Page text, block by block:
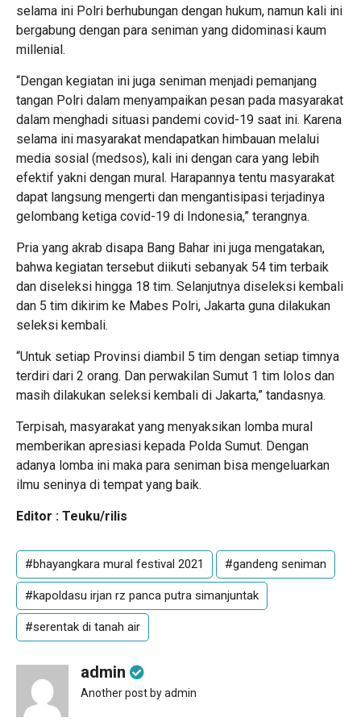
selama ini Polri berhubungan dengan hukum, namun kali ini
bergabung dengan para seniman yang didominasi kaum
millenial.
“Dengan kegiatan ini juga seniman menjadi pemanjang
tangan Polri dalam menyampaikan pesan pada masyarakat
dalam menghadi situasi pandemi covid-19 saat ini. Karena
selama ini masyarakat mendapatkan himbauan melalui
media sosial (medsos), kali ini dengan cara yang lebih
efektif yakni dengan mural. Harapannya tentu masyarakat
dapat langsung mengerti dan mengantisipasi terjadinya
gelombang ketiga covid-19 di Indonesia,” terangnya.
Pria yang akrab disapa Bang Bahar ini juga mengatakan,
bahwa kegiatan tersebut diikuti sebanyak 54 tim terbaik
dan diseleksi hingga 18 tim. Selanjutnya diseleksi kembali
dan 5 tim dikirim ke Mabes Polri, Jakarta guna dilakukan
seleksi kembali.
“Untuk setiap Provinsi diambil 5 tim dengan setiap timnya
terdiri dari 2 orang. Dan perwakilan Sumut 1 tim lolos dan
masih dilakukan seleksi kembali di Jakarta,” tandasnya.
Terpisah, masyarakat yang menyaksikan lomba mural
memberikan apresiasi kepada Polda Sumut. Dengan
adanya lomba ini maka para seniman bisa mengeluarkan
ilmu seninya di tempat yang baik.
Editor : Teuku/rilis
#bhayangkara mural festival 2021 #gandeng seniman
#kapoldasu irjan rz panca putra simanjuntak
#serentak di tanah air
admin
Another post by admin